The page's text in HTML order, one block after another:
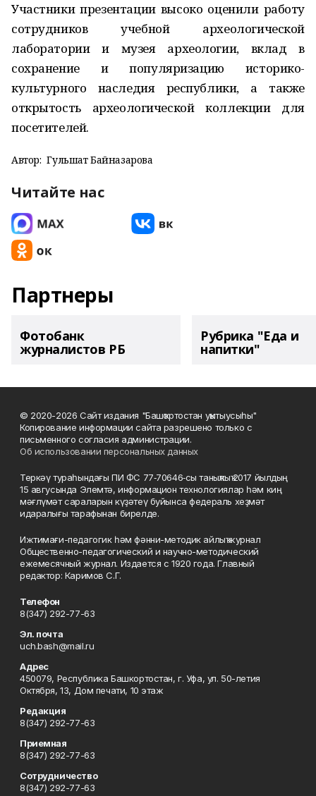
Участники презентации высоко оценили работу
сотрудников учебной археологической
лаборатории и музея археологии, вклад в
сохранение и популяризацию историко-
культурного наследия республики, а также
открытость археологической коллекции для
посетителей.
Автор: Гульшат Байназарова
Читайте нас
Партнеры
Фотобанк
журналистов РБ
Рубрика "Еда и
напитки"
© 2020-2026 Сайт издания "Башҡортостан уҡытыусыһы"
Копирование информации сайта разрешено только с
письменного согласия администрации.
Об использовании персональных данных
Теркәү тураһындағы ПИ ФС 77‑70646‑сы таныҡлыҡ 2017 йылдың
15 авгусында Элемтә, информацион технологиялар һәм киң
мәғлүмәт сараларын күҙәтеү буйынса федераль хеҙмәт
идаралығы тарафынан бирелде.
Ижтимағи-педагогик һәм фәнни-методик айлыҡ журнал
Общественно-педагогический и научно-методический
ежемесячный журнал. Издается с 1920 года. Главный
редактор: Каримов С.Г.
Телефон
8(347) 292-77-63
Эл. почта
uch.bash@mail.ru
Адрес
450079, Республика Башкортостан, г. Уфа, ул. 50-летия
Октября, 13, Дом печати, 10 этаж
Редакция
8(347) 292-77-63
Приемная
8(347) 292-77-63
Сотрудничество
8(347) 292-77-63